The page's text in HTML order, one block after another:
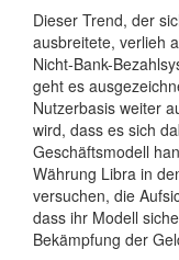
Dieser Trend, der
ausbreitete, verlieh
Nicht-Bank-
geht es
Nutzerbasis weiter
wird, dass es sich
Geschäftsmodell
Währung Libra in
versuchen, die
dass ihr Modell
Bekämpfung der